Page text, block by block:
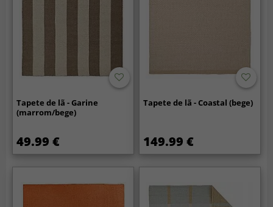
Tapete de lã - Garine
(marrom/bege)
49.99 €
Tapete de lã - Coastal (bege)
149.99 €